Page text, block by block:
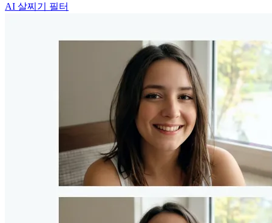
AI 살찌기 필터